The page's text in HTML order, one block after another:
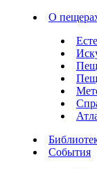
О
События